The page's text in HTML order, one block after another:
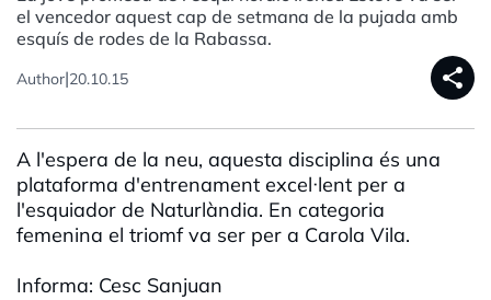
el vencedor aquest cap de setmana de la pujada amb
esquís de rodes de la Rabassa.
Author|20.10.15 share
A l'espera de la neu, aquesta disciplina és una
plataforma d'entrenament excel·lent per a
l'esquiador de Naturlàndia. En categoria
femenina el triomf va ser per a Carola Vila.
Informa: Cesc Sanjuan